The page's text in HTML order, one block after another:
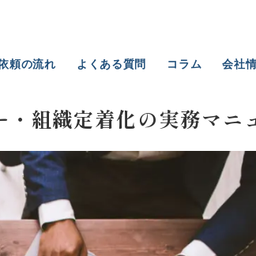
頼の流れ よくある質問 コラム 会社
組織定着化の実務マニ